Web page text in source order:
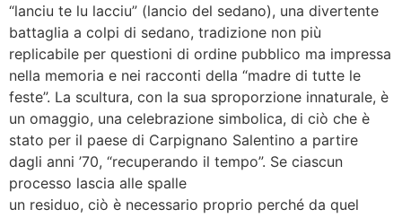
“lanciu te lu lacciu” (lancio del sedano), una divertente
battaglia a colpi di sedano, tradizione non più
replicabile per questioni di ordine pubblico ma impressa
nella memoria e nei racconti della “madre di tutte le
feste”. La scultura, con la sua sproporzione innaturale, è
un omaggio, una celebrazione simbolica, di ciò che è
stato per il paese di Carpignano Salentino a partire
dagli anni ’70, “recuperando il tempo”. Se ciascun
processo lascia alle spalle
un residuo, ciò è necessario proprio perché da quel